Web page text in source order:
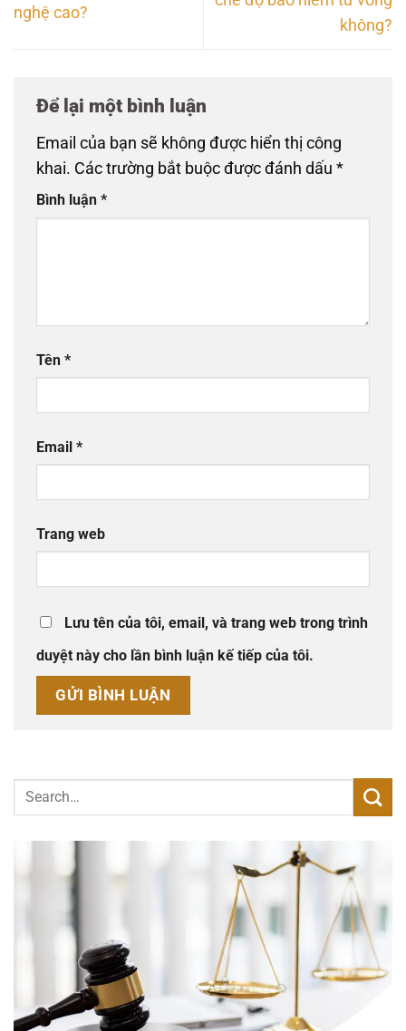
nghệ cao?
không?
Để lại một bình luận
Email của bạn sẽ không được hiển thị công
khai. Các trường bắt buộc được đánh dấu *
Bình luận *
Tên *
Email *
Trang web
Lưu tên của tôi, email, và trang web trong trình
duyệt này cho lần bình luận kế tiếp của tôi.